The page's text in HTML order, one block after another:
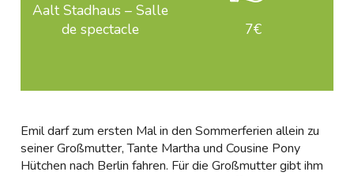
Aalt Stadhaus – Salle
de spectacle
7€
Emil darf zum ersten Mal in den Sommerferien allein zu
seiner Großmutter, Tante Martha und Cousine Pony
Hütchen nach Berlin fahren. Für die Großmutter gibt ihm